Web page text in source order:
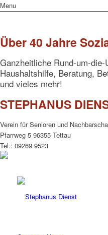
Menu
Über 40 Jahre
Ganzheitliche Rund-um-die-
Haushaltshilfe, Beratung,
und vieles mehr!
STEPHANUS
Verein für Senioren und
Pfarrweg 5 96355 Tettau
Tel.: 09269 9523